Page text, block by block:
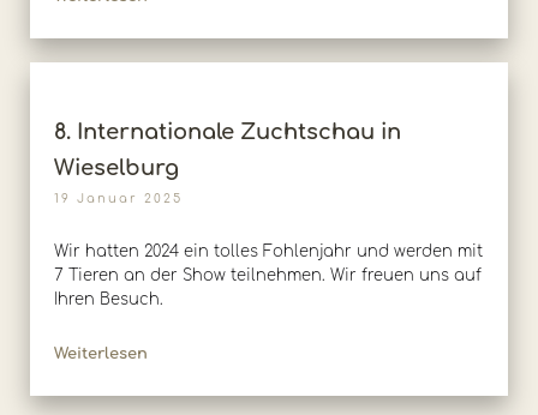
8. Internationale Zuchtschau in
Wieselburg
19 Januar 2025
Wir hatten 2024 ein tolles Fohlenjahr und werden mit
7 Tieren an der Show teilnehmen. Wir freuen uns auf
Ihren Besuch.
Weiterlesen